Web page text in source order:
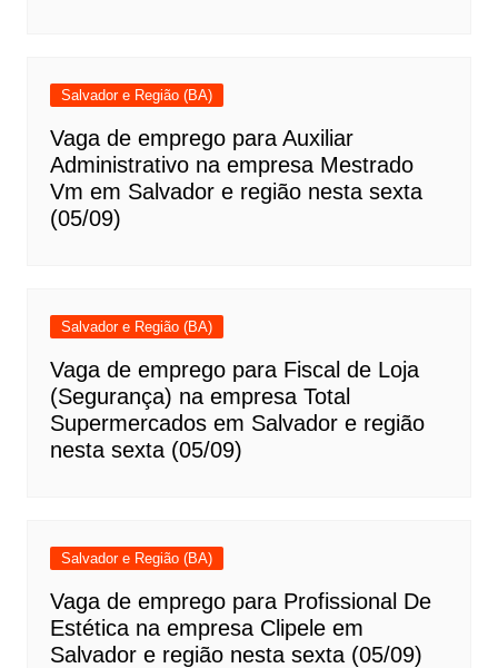
Salvador e Região (BA)
Vaga de emprego para Auxiliar
Administrativo na empresa Mestrado
Vm em Salvador e região nesta sexta
(05/09)
Salvador e Região (BA)
Vaga de emprego para Fiscal de Loja
(Segurança) na empresa Total
Supermercados em Salvador e região
nesta sexta (05/09)
Salvador e Região (BA)
Vaga de emprego para Profissional De
Estética na empresa Clipele em
Salvador e região nesta sexta (05/09)